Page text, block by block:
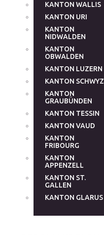
KANTON WALLIS
KANTON URI
KANTON
NIDWALDEN
KANTON
OBWALDEN
KANTON LUZERN
KANTON SCHWYZ
KANTON
GRAUBÜNDEN
KANTON TESSIN
KANTON VAUD
KANTON
FRIBOURG
KANTON
APPENZELL
KANTON ST.
GALLEN
KANTON GLARUS